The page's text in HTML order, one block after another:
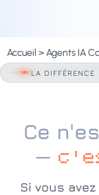
Accueil >Agents IA
LA DIFFÉRENCE
Ce
—
Si vous